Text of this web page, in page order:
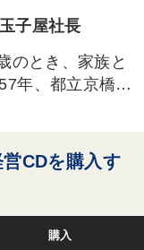
松下幸之助
ベーション
。
玉子屋社長
のとき、家族と
年、都立京橋商
がら魚屋を成功
業、75年に仕出
子屋の関連会
営CDを購入す
購入